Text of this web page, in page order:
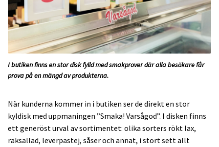
I butiken finns en stor disk fylld med smakprover där alla besökare får
prova på en mängd av produkterna.
När kunderna kommer in i butiken ser de direkt en stor
kyldisk med uppmaningen ”Smaka! Varsågod”. I disken finns
ett generöst urval av sortimentet: olika sorters rökt lax,
räksallad, leverpastej, såser och annat, i stort sett allt